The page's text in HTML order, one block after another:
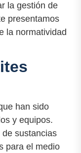
la gestión de
presentamos
la normatividad
han sido
y equipos.
sustancias
para el medio